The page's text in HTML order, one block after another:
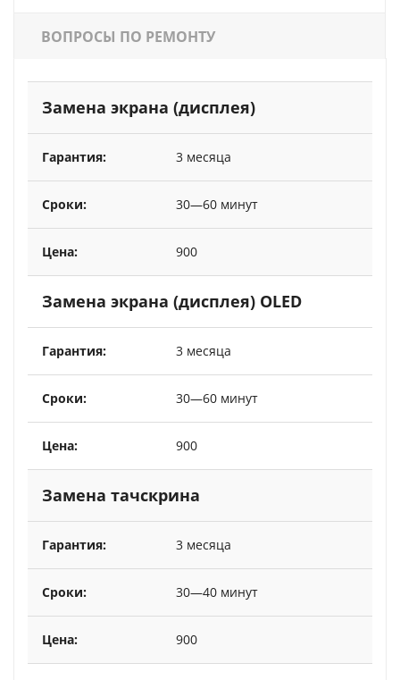
ВОПРОСЫ ПО РЕМОНТУ
Замена экрана (дисплея)
3 месяца
30—60 минут
900
Замена экрана (дисплея) OLED
3 месяца
30—60 минут
900
Замена тачскрина
3 месяца
30—40 минут
900